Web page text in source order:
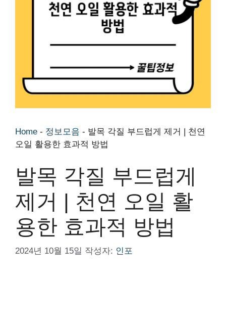
Home - 정보모음 - 발목 각질 부드럽게 제거 | 천연
오일 활용한 효과적 방법
발목 각질 부드럽게
제거 | 천연 오일 활
용한 효과적 방법
2024년 10월 15일 작성자: 인포